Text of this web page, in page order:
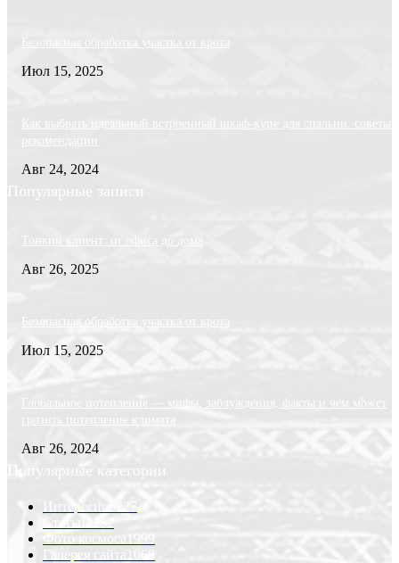
Безопасная обработка участка от крота
Июл 15, 2025
Как выбрать идеальный встроенный шкаф-купе для спальни: советы
рекомендации
Авг 24, 2024
Популярные записи
Тонкий клиент: от офиса до дома
Авг 26, 2025
Безопасная обработка участка от крота
Июл 15, 2025
Глобальное потепление — мифы, заблуждения, факты и чем может
грозить потепление климата
Авг 26, 2024
Популярные категории
Интересно
Статьи
Фото космоса
1999
Галерея сайта 1068